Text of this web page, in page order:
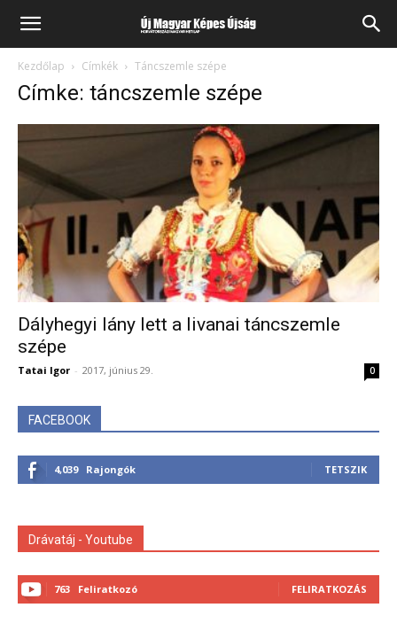
Kezdőlap Címkék Táncszemle szépe
Címke: táncszemle szépe
Dályhegyi lány lett a livanai táncszemle
szépe
Tatai Igor - 2017, június 29. 0
FACEBOOK
4,039 Rajongók TETSZIK
Drávatáj - Youtube
763 Feliratkozó FELIRATKOZÁS